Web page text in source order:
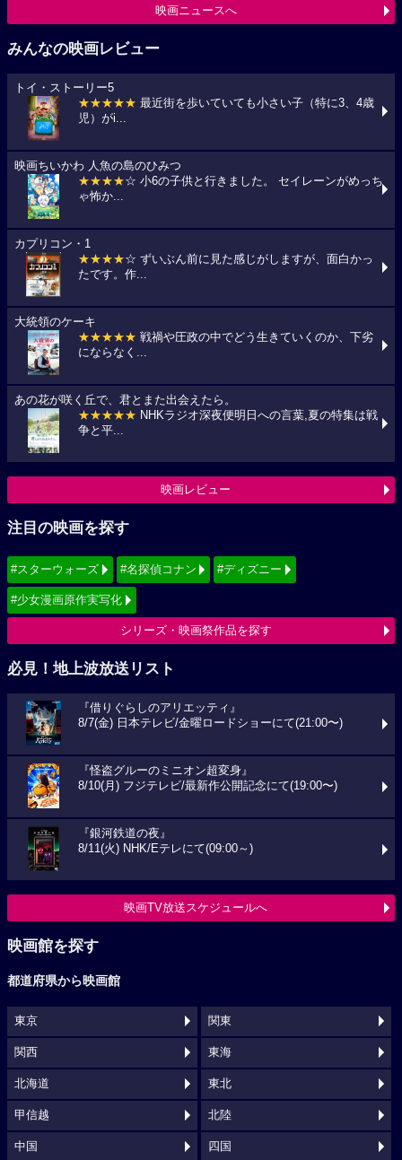
映画ニュースへ
みんなの映画レビュー
トイ・ストーリー5
★★★★★ 最近街を歩いていても小さい子（特に3、4歳
児）がi...
映画ちいかわ 人魚の島のひみつ
★★★★☆ 小6の子供と行きました。 セイレーンがめっち
ゃ怖か...
カプリコン・1
★★★★☆ ずいぶん前に見た感じがしますが、面白かっ
たです。作...
大統領のケーキ
★★★★★ 戦禍や圧政の中でどう生きていくのか、下劣
にならなく...
あの花が咲く丘で、君とまた出会えたら。
★★★★★ NHKラジオ深夜便明日への言葉,夏の特集は戦
争と平...
映画レビュー
注目の映画を探す
#スターウォーズ #名探偵コナン #ディズニー
#少女漫画原作実写化
シリーズ・映画祭作品を探す
必見！地上波放送リスト
『借りぐらしのアリエッティ』
8/7(金) 日本テレビ/金曜ロードショーにて(21:00〜)
『怪盗グルーのミニオン超変身』
8/10(月) フジテレビ/最新作公開記念にて(19:00〜)
『銀河鉄道の夜』
8/11(火) NHK/Eテレにて(09:00～)
映画TV放送スケジュールへ
映画館を探す
都道府県から映画館
東京 関東
関西 東海
北海道 東北
甲信越 北陸
中国 四国